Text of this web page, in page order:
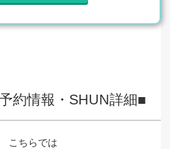
約情報・SHUN詳細■
こちらでは